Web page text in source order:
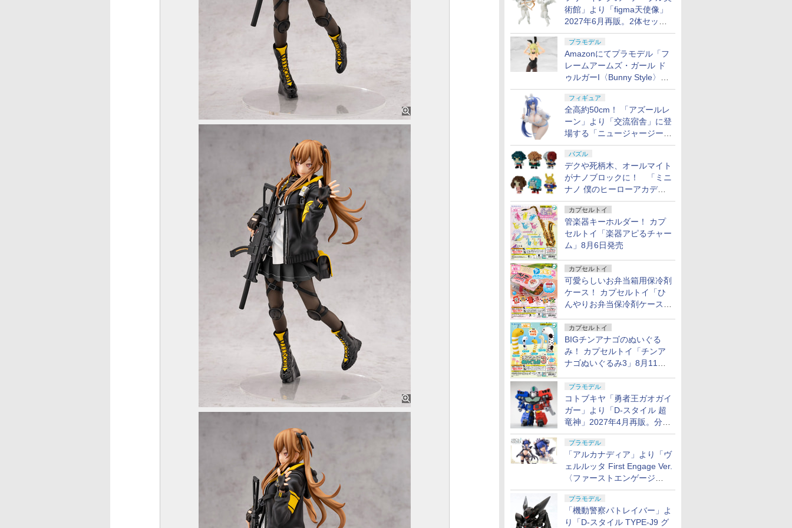
術館」より「figma天使像」
2027年6月再販。2体セット
で小便小僧にも
プラモデル
Amazonにてプラモデル「フ
レームアームズ・ガール ド
ゥルガーI〈Bunny Style〉」
が予約受付再開！
フィギュア
全高約50cm！ 「アズールレ
ーン」より「交流宿舎」に登
場する「ニュージャージー」
が1/3スケールフィギュアで
登場
パズル
デクや死柄木、オールマイト
がナノブロックに！ 「ミニ
ナノ 僕のヒーローアカデミ
ア」9月再販
カプセルトイ
管楽器キーホルダー！ カプ
セルトイ「楽器アピるチャー
ム」8月6日発売
カプセルトイ
可愛らしいお弁当箱用保冷剤
ケース！ カプセルトイ「ひ
んやりお弁当保冷剤ケース
カプセルトイ
BIGチンアナゴのぬいぐる
み！ カプセルトイ「チンア
ナゴぬいぐるみ3」8月11日
プラモデル
コトブキヤ「勇者王ガオガイ
ガー」より「D-スタイル 超
竜神」2027年4月再販。分離
変形が可能
プラモデル
「アルカナディア」より「ヴ
ェルルッタ First Engage Ver.
〈ファーストエンゲージ
Ver.〉」が2027年2月発売！
プラモデル
「機動警察パトレイバー」よ
り「D-スタイル TYPE-J9 グ